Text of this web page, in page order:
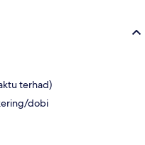
terhad)
dobi